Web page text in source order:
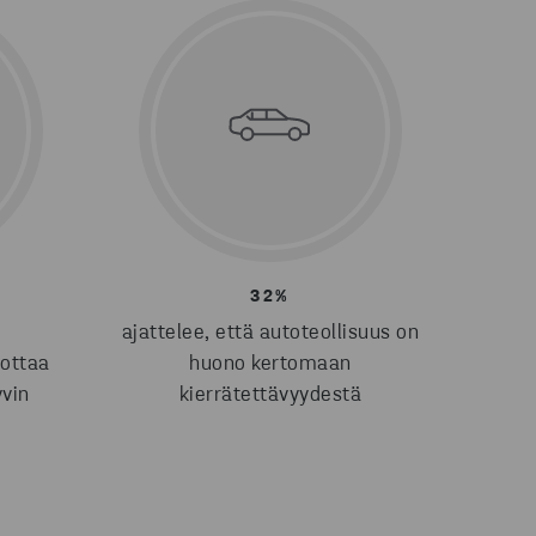
32%
ajattelee, että autoteollisuus on
huono kertomaan
kierrätettävyydestä